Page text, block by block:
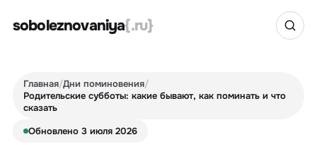
soboleznovaniya{.ru}
Главная/Дни поминовения/
Родительские субботы: какие бывают, как поминать и что
сказать
Обновлено 3 июля 2026